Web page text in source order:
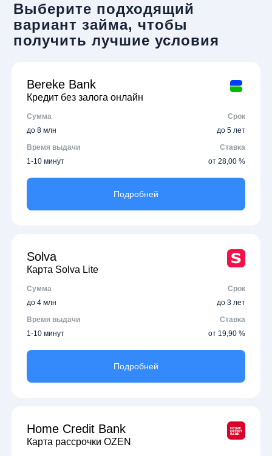
Выберите подходящий
вариант займа, чтобы
получить лучшие условия
Bereke Bank
Кредит без залога онлайн
Сумма
Срок
до 8 млн
до 5 лет
Время выдачи
Ставка
1-10 минут
от 28,00 %
Подробней
Solva
Карта Solva Lite
Сумма
Срок
до 4 млн
до 3 лет
Время выдачи
Ставка
1-10 минут
от 19,90 %
Подробней
Home Credit Bank
Карта рассрочки OZEN